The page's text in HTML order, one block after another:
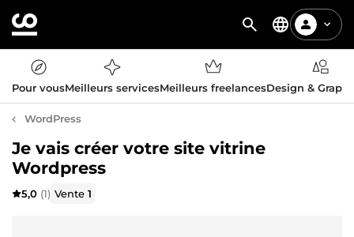
Pour vousMeilleurs servicesMeilleurs freelancesDesign &
WordPress
Je vais créer votre site vitrine
Wordpress
5,0 (1) Vente1